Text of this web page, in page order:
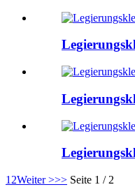
1 2Weiter >>> Seite 1 / 2